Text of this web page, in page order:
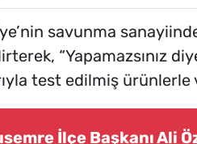
savunma
“Yapamazsınız
test edilmiş ürünlerle
İlçe Başkanı Ali